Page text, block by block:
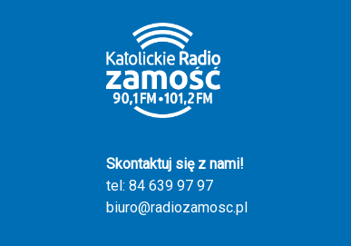
Skontaktuj się z nami!
tel: 84 639 97 97
biuro@radiozamosc.pl